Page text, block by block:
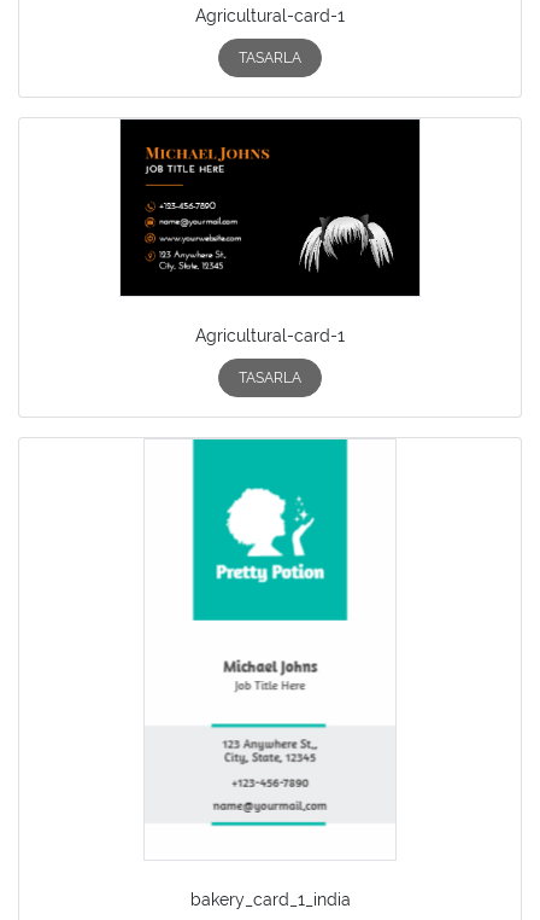
Agricultural-card-1
TASARLA
Agricultural-card-1
TASARLA
bakery_card_1_india